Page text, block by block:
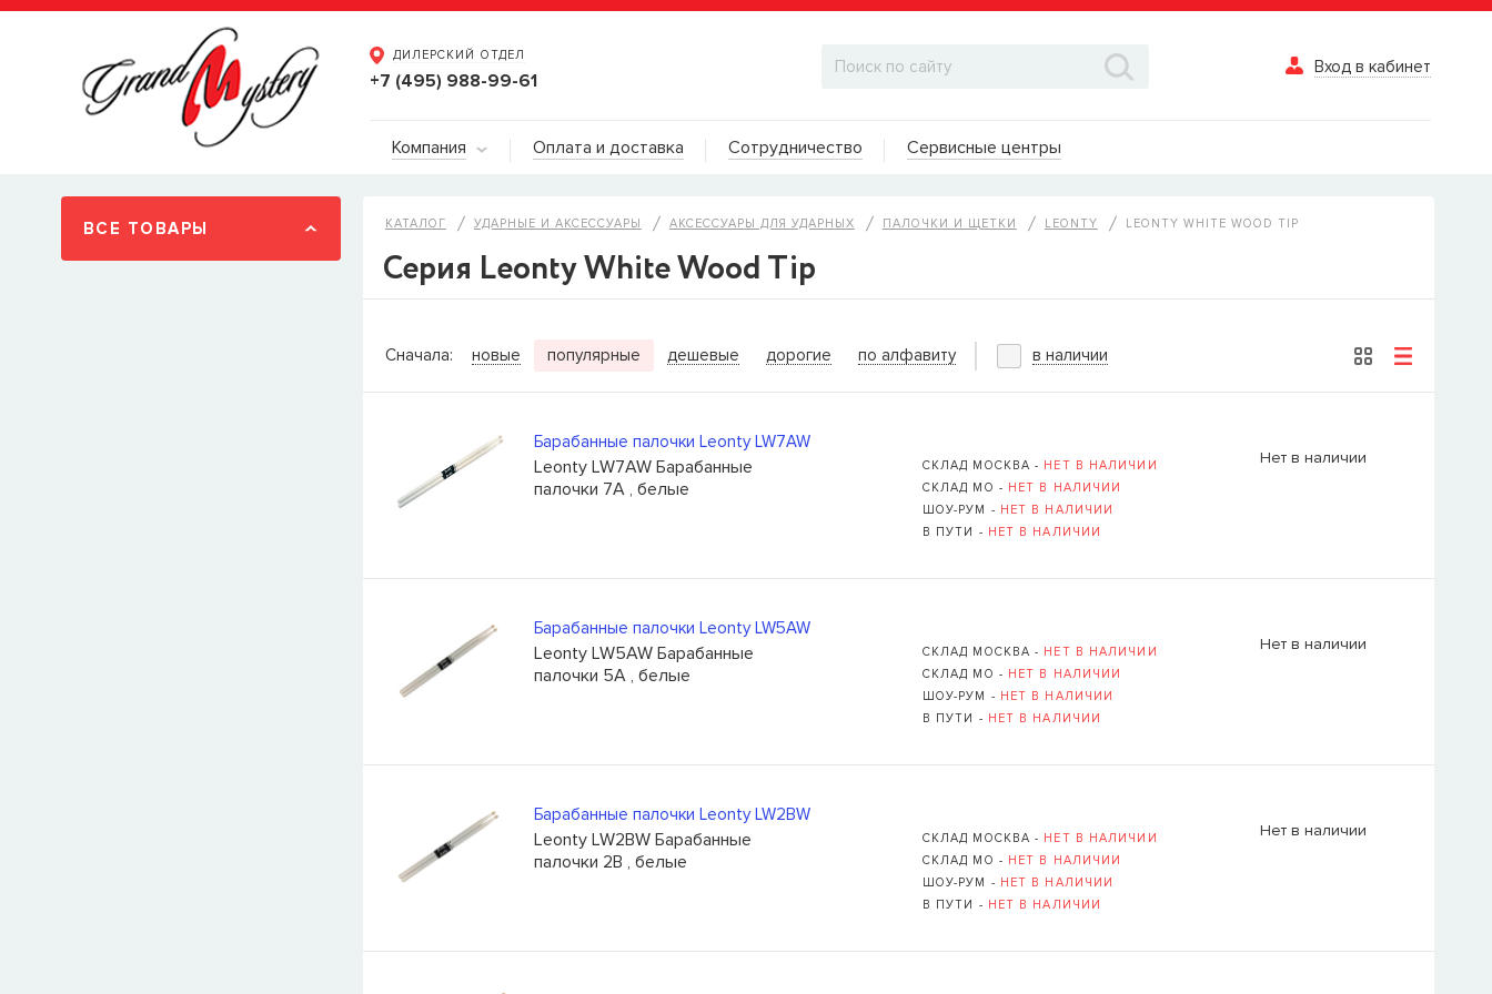
ДИЛЕРСКИЙ ОТДЕЛ
+7 (495) 988-99-61
ДИЛЕРСКИЙ ОТДЕЛ
109235, Г. МОСКВА, КУРЬЯНОВСКАЯ НАБЕРЕЖНАЯ, Д. 6, СТР. 1 (
пн–чт: 10:00–19:00
пт: 10:00–18:00
Вход в кабинет
Вход в кабинет
Компания Оплата и доставка Сотрудничество Сервисные центры
ВСЕ ТОВАРЫ КАТАЛОГ УДАРНЫЕ И АКСЕCСУАРЫ АКСЕССУАРЫ ДЛЯ УДАРНЫХ ПАЛОЧКИ И ЩЕТКИ LEONTY LEONTY WHITE WOOD TIP
Серия Leonty White Wood Tip
СООБЩИТЬ КОГДА ПОЯВИТСЯ
ТовараСтруны для бас-гитар Olympia HQB45100Sсейчас нет в
когда товар можно будет купить.
СООБЩИТЬ
Сначала: новые популярные дешевые дорогие по алфавиту в наличии
Барабанные палочки Leonty LW7AW
Leonty LW7AW Барабанные
палочки 7A , белые
Нет в наличии
СКЛАД МОСКВА - НЕТ В НАЛИЧИИ
СКЛАД МО - НЕТ В НАЛИЧИИ
ШОУ-РУМ - НЕТ В НАЛИЧИИ
В ПУТИ - НЕТ В НАЛИЧИИ
Барабанные палочки Leonty LW5AW
Leonty LW5AW Барабанные
палочки 5A , белые
Нет в наличии
СКЛАД МОСКВА - НЕТ В НАЛИЧИИ
СКЛАД МО - НЕТ В НАЛИЧИИ
ШОУ-РУМ - НЕТ В НАЛИЧИИ
В ПУТИ - НЕТ В НАЛИЧИИ
Барабанные палочки Leonty LW2BW
Leonty LW2BW Барабанные
палочки 2B , белые
Нет в наличии
СКЛАД МОСКВА - НЕТ В НАЛИЧИИ
СКЛАД МО - НЕТ В НАЛИЧИИ
ШОУ-РУМ - НЕТ В НАЛИЧИИ
В ПУТИ - НЕТ В НАЛИЧИИ